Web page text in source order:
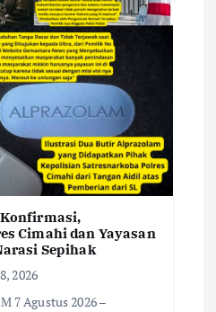
Cimahi dan Yayasan
Sepihak
2026
7 Agustus 2026 –